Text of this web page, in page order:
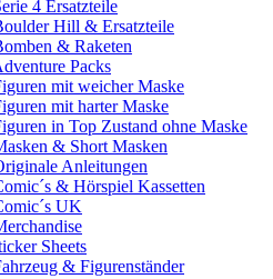
4 Ersatzteile
Hill & Ersatzteile
& Raketen
Packs
mit weicher Maske
mit harter Maske
in Top Zustand ohne Maske
& Short Masken
Anleitungen
& Hörspiel Kassetten
UK
Sheets
& Figurenständer